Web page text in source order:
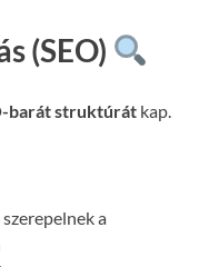
(SEO)
barát struktúrát kap.
a